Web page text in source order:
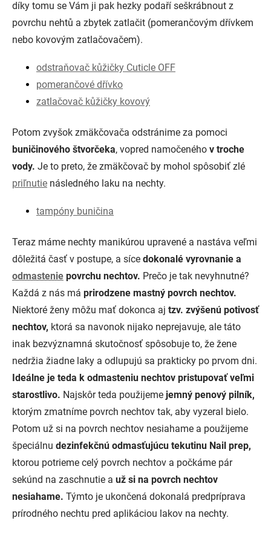
díky tomu se Vám ji pak hezky podaří seškrábnout z
povrchu nehtů a zbytek zatlačit (pomerančovým dřívkem
nebo kovovým zatlačovačem).
odstraňovač kůžičky Cuticle OFF
pomerančové dřívko
zatlačovač kůžičky kovový
Potom zvyšok zmäkčovača odstránime za pomoci
buničinového štvorčeka, vopred namočeného v troche
vody. Je to preto, že zmäkčovač by mohol spôsobiť zlé
priľnutie následného laku na nechty.
tampóny buničina
Teraz máme nechty manikúrou upravené a nastáva veľmi
dôležitá časť v postupe, a síce dokonalé vyrovnanie a
odmastenie povrchu nechtov. Prečo je tak nevyhnutné?
Každá z nás má prirodzene mastný povrch nechtov.
Niektoré ženy môžu mať dokonca aj tzv. zvýšenú potivosť
nechtov, ktorá sa navonok nijako neprejavuje, ale táto
inak bezvýznamná skutočnosť spôsobuje to, že žene
nedržia žiadne laky a odlupujú sa prakticky po prvom dni.
Ideálne je teda k odmasteniu nechtov pristupovať veľmi
starostlivo. Najskôr teda použijeme jemný penový pilník,
ktorým zmatníme povrch nechtov tak, aby vyzeral bielo.
Potom už si na povrch nechtov nesiahame a použijeme
špeciálnu dezinfekčnú odmasťujúcu tekutinu Nail prep,
ktorou potrieme celý povrch nechtov a počkáme pár
sekúnd na zaschnutie a už si na povrch nechtov
nesiahame. Týmto je ukončená dokonalá predpríprava
prírodného nechtu pred aplikáciou lakov na nechty.